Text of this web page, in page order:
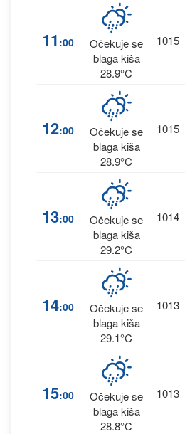
11 :00
Očekuje se
blaga kiša
28.9°C
1015
12:00
Očekuje se
blaga kiša
28.9°C
1015
13:00
Očekuje se
blaga kiša
29.2°C
1014
14:00
Očekuje se
blaga kiša
29.1°C
1013
15:00
Očekuje se
blaga kiša
28.8°C
1013